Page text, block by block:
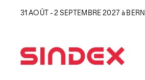
31 AOÛT - 2 SEPTEMBRE 2027 à BERN